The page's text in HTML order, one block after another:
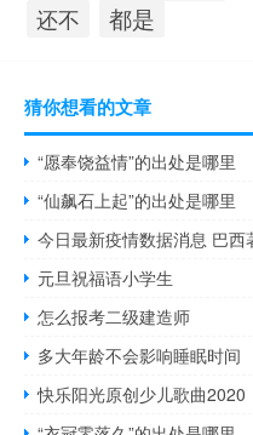
还不 都是
猜你想看的文章
“愿奉饶益情”的出处是哪里
“仙飙石上起”的出处是哪里
今日最新疫情数据消息 巴
元旦祝福语小学生
怎么报考二级建造师
多大年龄不会影响睡眠时间
快乐阳光原创少儿歌曲2020